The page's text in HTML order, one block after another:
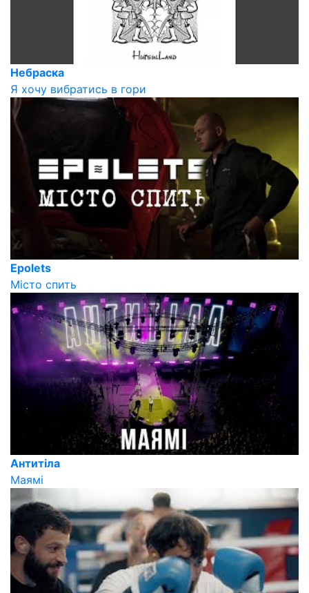
Небраска
Я хочу вибратись в гори
Epolets
Місто спить
Антитіла
Маямі